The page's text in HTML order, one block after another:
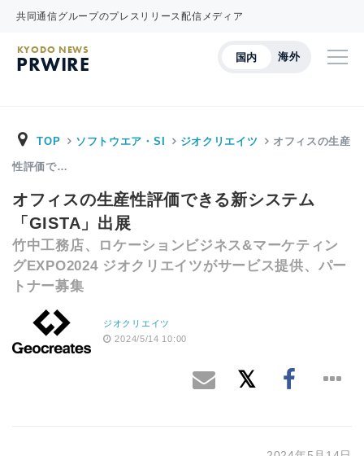
共同通信グループのプレスリリース配信メディア
国内 海外
KYODO NEWS
PRWIRE
TOP ソフトウエア・SI ジオクリエイツ オフィスの生産
性評価で…
オフィスの生産性評価できる新システム
「GISTA」出展
竹中工務店、ロケーションビジネス&マーケティン
グEXPO2024 ジオクリエイツがサービス提供、パー
トナー募集
ジオクリエイツ
2024/5/14 10:00